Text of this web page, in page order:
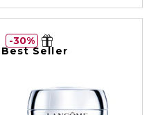
Best Seller
30%